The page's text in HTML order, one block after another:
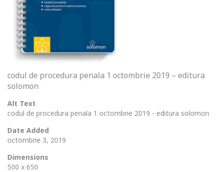
codul de procedura penala 1 octombrie 2019 – editura
solomon
Alt Text
codul de procedura penala 1 octombrie 2019 - editura solomon
Date Added
octombrie 3, 2019
Dimensions
500 x 650